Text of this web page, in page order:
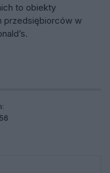
to obiekty
przedsiębiorców w